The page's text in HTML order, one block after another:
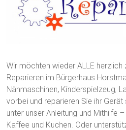
Wir möchten wieder ALLE
Reparieren im Bürgerhaus
Nähmaschinen, Kinderspielzeug,
vorbei und reparieren Sie ihr Gerät
unter unser Anleitung und Mithilfe
Kaffee und Kuchen. Oder